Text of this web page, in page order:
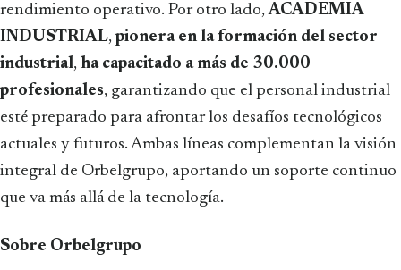
rendimiento operativo. Por otro lado,ACADEMIA
INDUSTRIAL,pionera en la formación del sector
industrial, ha capacitado a más de 30.000
profesionales, garantizando que el personal industrial
esté preparado para afrontar los desafíos tecnológicos
actuales y futuros. Ambas líneas complementan la visión
integral de Orbelgrupo, aportando un soporte continuo
que va más allá de la tecnología.
Sobre Orbelgrupo